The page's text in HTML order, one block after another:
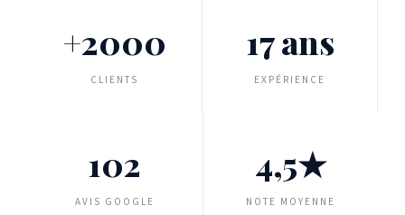
+2000
CLIENTS
17 ans
EXPÉRIENCE
102
AVIS GOOGLE
4,5★
NOTE MOYENNE